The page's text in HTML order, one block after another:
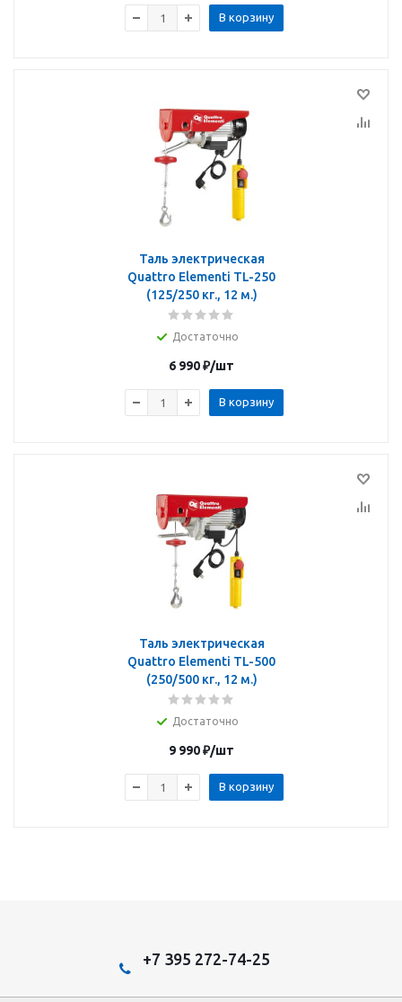
В корзину
Таль электрическая
Quattro Elementi TL-250
(125/250 кг., 12 м.)
Достаточно
6 990₽/шт
В корзину
Таль электрическая
Quattro Elementi TL-500
(250/500 кг., 12 м.)
Достаточно
9 990₽/шт
В корзину
+7 395 272-74-25